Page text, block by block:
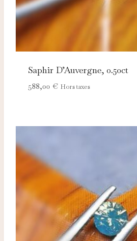
Saphir D’Auvergne, 0.50ct
588,00 € Hors taxes